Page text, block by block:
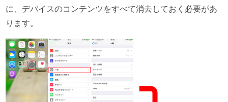
に、デバイスのコンテンツをすべて消去しておく必要があ
ります。